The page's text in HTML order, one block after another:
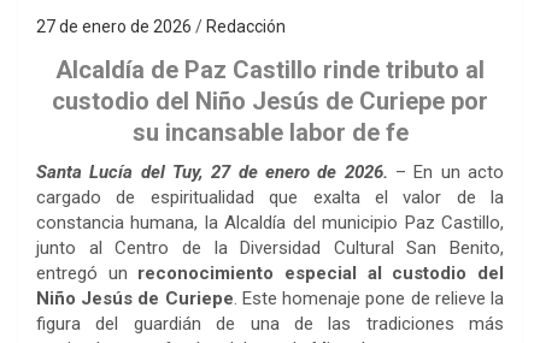
27 de enero de 2026 Redacción
Alcaldía de Paz Castillo rinde tributo al
custodio del Niño Jesús de Curiepe por
su incansable labor de fe
Santa Lucía del Tuy, 27 de enero de 2026. – En un acto
cargado de espiritualidad que exalta el valor de la
constancia humana, la Alcaldía del municipio Paz Castillo,
junto al Centro de la Diversidad Cultural San Benito,
entregó un reconocimiento especial al custodio del
Niño Jesús de Curiepe . Este homenaje pone de relieve la
figura del guardián de una de las tradiciones más